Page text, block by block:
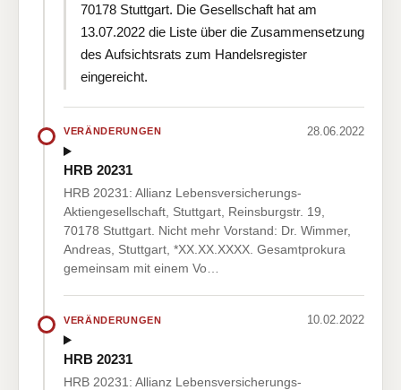
70178 Stuttgart. Die Gesellschaft hat am
13.07.2022 die Liste über die Zusammensetzung
des Aufsichtsrats zum Handelsregister
eingereicht.
VERÄNDERUNGEN 28.06.2022
HRB 20231
HRB 20231: Allianz Lebensversicherungs-
Aktiengesellschaft, Stuttgart, Reinsburgstr. 19,
70178 Stuttgart. Nicht mehr Vorstand: Dr. Wimmer,
Andreas, Stuttgart, *XX.XX.XXXX. Gesamtprokura
gemeinsam mit einem Vo…
VERÄNDERUNGEN 10.02.2022
HRB 20231
HRB 20231: Allianz Lebensversicherungs-